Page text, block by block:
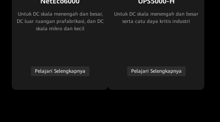
Untuk DC skala menengah dan besar,
DC luar ruangan prafabrikasi, dan DC
skala mikro dan kecil
Pelajari Selengkapnya
Untuk DC skala menengah dan besar
serta catu daya kritis industri
Pelajari Selengkapnya